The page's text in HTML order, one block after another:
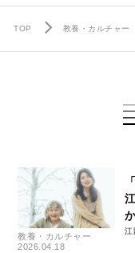
TOP 教養・カルチャー
教養・カルチャー
2026.04.18
江